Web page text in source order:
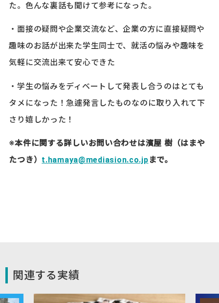
た。色んな裏話も聞けて参考になった。
・面接の疑問や企業交流など、企業の方に直接疑問や
趣味のお話が出来た学生同士で、就活の悩みや趣味を
気軽に交流出来て安心できた
・学生の悩みをディベートして発表し合うのはとても
タメになった！急遽発言したものなのに取り入れて下
さり嬉しかった！
※本件に関する詳しいお問い合わせは濱屋 樹（はまや
たつき） t.hamaya@mediasion.co.jp まで。
関連する実績